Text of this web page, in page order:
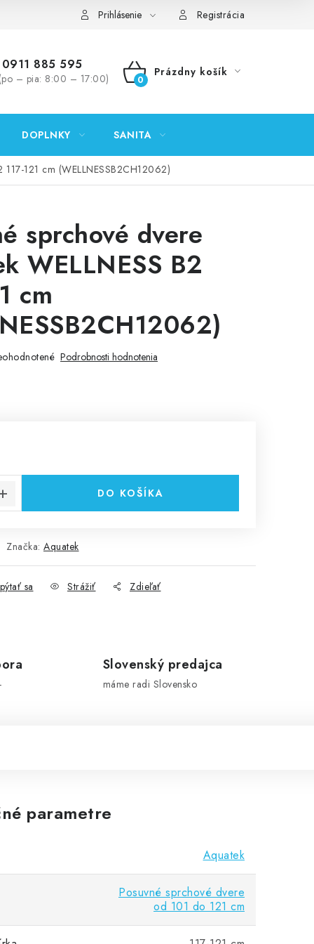
Predajňa Nitra Formulár na vrátenie tovaru
Prihlásenie Registrácia
885 595
– pia: 8:00 – 17:00)
NÁKUPNÝ
Prázdny košík
DOPLNKY SANITA
121 cm (WELLNESSB2CH12062)
sprchové dvere
WELLNESS B2
cm
Podrobnosti hodnotenia
DO KOŠÍKA
Značka: Aquatek
sa Strážiť Zdieľať
Slovenský predajca
máme radi Slovensko
parametre
Aquatek
Posuvné sprchové dvere
od 101 do 121 cm